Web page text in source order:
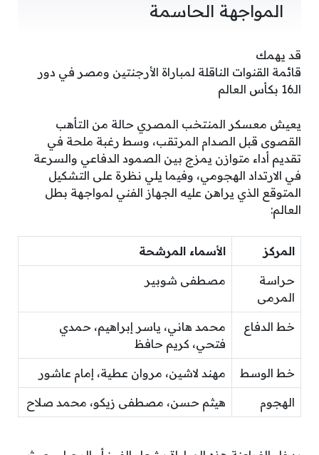
المواجهة الحاسمة
قد يهمك
قائمة القنوات الناقلة لمباراة الأرجنتين ومصر في دور
الـ16 بكأس العالم
يعيش معسكر المنتخب المصري حالة من التأهب
القصوى قبل الصدام المرتقب، وسط رغبة ملحة في
تقديم أداء متوازن يمزج بين الصمود الدفاعي والسرعة
في الارتداد الهجومي، وفيما يلي نظرة على التشكيل
المتوقع الذي يراهن عليه الجهاز الفني لمواجهة بطل
العالم:
المركز الأسماء المرشحة
حراسة
المرمى
مصطفى شوبير
خط الدفاع
محمد هاني، ياسر إبراهيم، حمدي
فتحي، كريم حافظ
خط الوسط مهند لاشين، مروان عطية، إمام عاشور
الهجوم هيثم حسن، مصطفى زيكو، محمد صلاح